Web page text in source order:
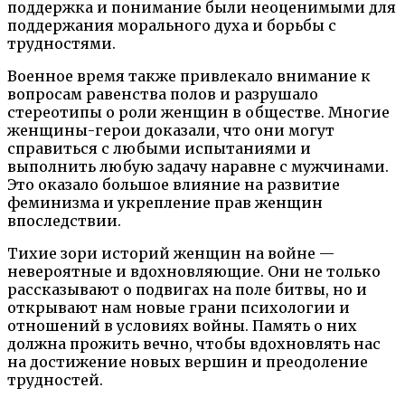
поддержка и понимание были неоценимыми для
поддержания морального духа и борьбы с
трудностями.
Военное время также привлекало внимание к
вопросам равенства полов и разрушало
стереотипы о роли женщин в обществе. Многие
женщины-герои доказали, что они могут
справиться с любыми испытаниями и
выполнить любую задачу наравне с мужчинами.
Это оказало большое влияние на развитие
феминизма и укрепление прав женщин
впоследствии.
Тихие зори историй женщин на войне —
невероятные и вдохновляющие. Они не только
рассказывают о подвигах на поле битвы, но и
открывают нам новые грани психологии и
отношений в условиях войны. Память о них
должна прожить вечно, чтобы вдохновлять нас
на достижение новых вершин и преодоление
трудностей.